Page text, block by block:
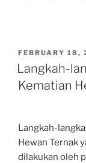
POSTED
ON
FEBRUARY 18,
Langkah-
Kematian
Langkah-
Hewan Ternak
dilakukan oleh